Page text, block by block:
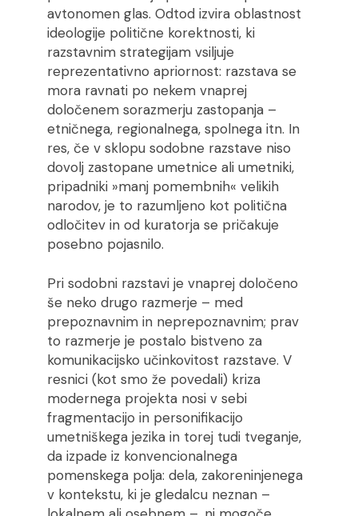
avtonomen glas. Odtod izvira oblastnost
ideologije politične korektnosti, ki
razstavnim strategijam vsiljuje
reprezentativno apriornost: razstava se
mora ravnati po nekem vnaprej
določenem sorazmerju zastopanja –
etničnega, regionalnega, spolnega itn. In
res, če v sklopu sodobne razstave niso
dovolj zastopane umetnice ali umetniki,
pripadniki »manj pomembnih« velikih
narodov, je to razumljeno kot politična
odločitev in od kuratorja se pričakuje
posebno pojasnilo.
Pri sodobni razstavi je vnaprej določeno
še neko drugo razmerje – med
prepoznavnim in neprepoznavnim; prav
to razmerje je postalo bistveno za
komunikacijsko učinkovitost razstave. V
resnici (kot smo že povedali) kriza
modernega projekta nosi v sebi
fragmentacijo in personifikacijo
umetniškega jezika in torej tudi tveganje,
da izpade iz konvencionalnega
pomenskega polja: dela, zakoreninjenega
v kontekstu, ki je gledalcu neznan –